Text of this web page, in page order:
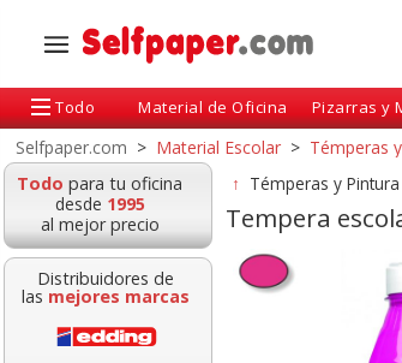
Todo Material de Oficina Pizarras y
Selfpaper.com > Material Escolar > Témperas
Todo para tu oficina
desde 1995
al mejor precio
Distribuidores de
las mejores marcas
↑ Témperas y
Tempera